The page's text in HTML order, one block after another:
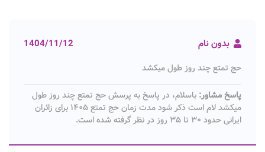
بدون نام 1404/11/12
حج تمتع چند روز طول میکشد
پاسخ مشاور: باسلام، در پاسخ به پرسش حج تمتع چند روز طول
میکشد لام است ذکر شود مدت زمان حج تمتع ۱۴۰۵ برای زائران
ایرانی حدود ۳۰ تا ۳۵ روز در نظر گرفته شده است.